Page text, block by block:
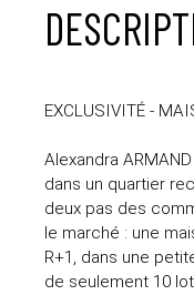
EXCLUSIVITÉ -
Alexandra
dans un quartier
deux pas des
le marché : une
R+1, dans une
de seulement 10